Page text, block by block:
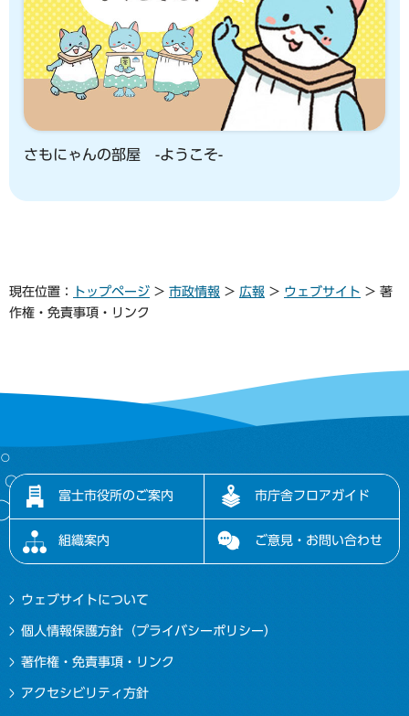
さもにゃんの部屋 -ようこそ-
現在位置： トップページ > 市政情報 > 広報 > ウェブサイト > 著
作権・免責事項・リンク
富士市役所のご案内 市庁舎フロアガイド
組織案内 ご意見・お問い合わせ
ウェブサイトについて
個人情報保護方針（プライバシーポリシー）
著作権・免責事項・リンク
アクセシビリティ方針